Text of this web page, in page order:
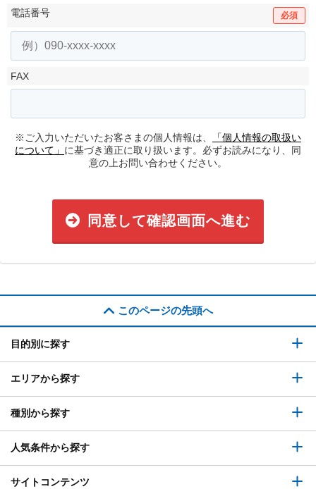
電話番号 必須
FAX
※ご入力いただいたお客さまの個人情報は、
「個人情報の取扱い
について」 に基づき適正に取り扱います。必ずお読みになり、同
意の上お問い合わせください。
同意して確認画面へ進む
このページの先頭へ
目的別に探す
エリアから探す
種別から探す
人気条件から探す
サイトコンテンツ